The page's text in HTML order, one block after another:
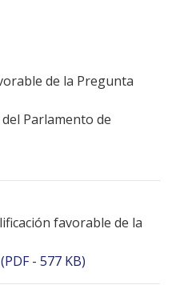
de la Pregunta
Parlamento de
favorable de la
- 577 KB)